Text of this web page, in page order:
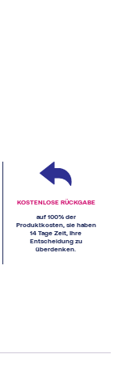
KOSTENLOSE RÜCKGABE
auf 100% der
Produktkosten, sie haben
14 Tage Zeit, Ihre
Entscheidung zu
überdenken.